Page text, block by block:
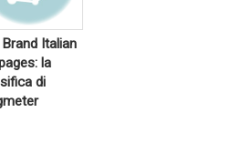
Italian
la
di